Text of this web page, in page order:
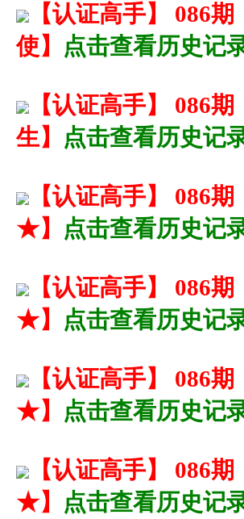
【认证高手】
086
使】
点击查看历史记
【认证高手】
086
生】
点击查看历史记
【认证高手】
086
★】
点击查看历史记
【认证高手】
086
★】
点击查看历史记
【认证高手】
086
★】
点击查看历史记
【认证高手】
086
★】
点击查看历史记